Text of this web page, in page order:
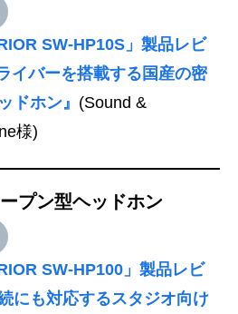
SW-HP10S」製品レビ
イバーを搭載する国産の密
ドホン』 (Sound &
様)
プン型ヘッドホン
SW-HP100」製品レビ
にも対応するスタジオ向け